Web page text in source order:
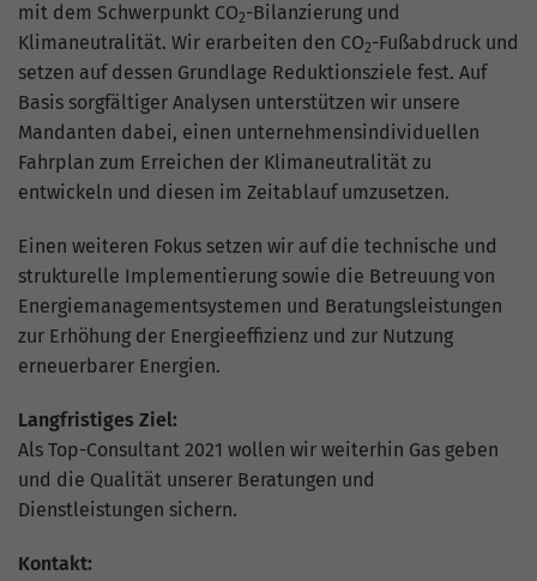
mit dem Schwerpunkt CO2-Bilanzierung und
Klimaneutralität. Wir erarbeiten den CO2-Fußabdruck und
setzen auf dessen Grundlage Reduktionsziele fest. Auf
Basis sorgfältiger Analysen unterstützen wir unsere
Mandanten dabei, einen unternehmensindividuellen
Fahrplan zum Erreichen der Klimaneutralität zu
entwickeln und diesen im Zeitablauf umzusetzen.
Einen weiteren Fokus setzen wir auf die technische und
strukturelle Implementierung sowie die Betreuung von
Energiemanagementsystemen und Beratungsleistungen
zur Erhöhung der Energieeffizienz und zur Nutzung
erneuerbarer Energien.
Langfristiges Ziel:
Als Top-Consultant 2021 wollen wir weiterhin Gas geben
und die Qualität unserer Beratungen und
Dienstleistungen sichern.
Kontakt: